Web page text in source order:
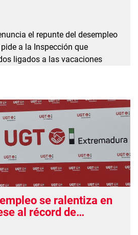
el repunte del desempleo
a la Inspección que
ligados a las vacaciones
se ralentiza en
al récord de